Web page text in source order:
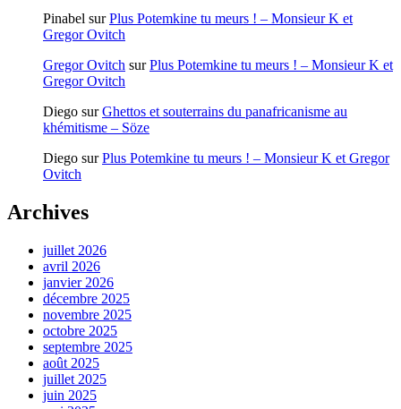
Pinabel surPlus Potemkine tu meurs ! – Monsieur K et
Gregor Ovitch
Gregor Ovitch surPlus Potemkine tu meurs ! – Monsieur K et
Gregor Ovitch
Diego surGhettos et souterrains du panafricanisme au
khémitisme – Söze
Diego surPlus Potemkine tu meurs ! – Monsieur K et Gregor
Ovitch
Archives
juillet 2026
avril 2026
janvier 2026
décembre 2025
novembre 2025
octobre 2025
septembre 2025
août 2025
juillet 2025
juin 2025